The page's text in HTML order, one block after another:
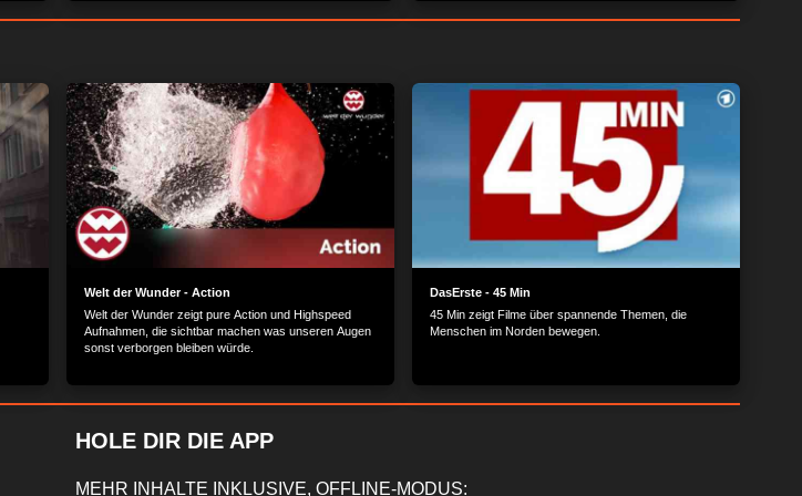
ZUSTIMMEN
Welt der Wunder - Action
Welt der Wunder zeigt pure Action und Highspeed
Aufnahmen, die sichtbar machen was unseren Augen
sonst verborgen bleiben würde.
DasErste - 45 Min
45 Min zeigt Filme über spannende Themen, die
Menschen im Norden bewegen.
HOLE DIR DIE APP
MEHR INHALTE INKLUSIVE, OFFLINE-MODUS: